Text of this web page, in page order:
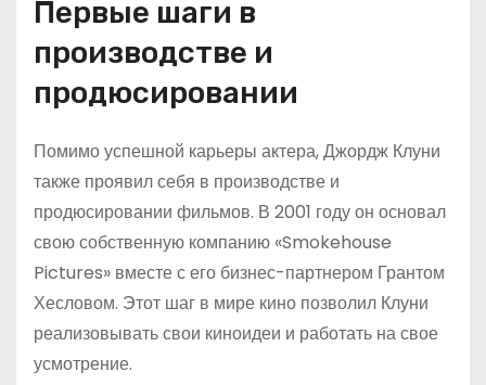
Первые шаги в
производстве и
продюсировании
Помимо успешной карьеры актера, Джордж Клуни
также проявил себя в производстве и
продюсировании фильмов. В 2001 году он основал
свою собственную компанию «Smokehouse
Pictures» вместе с его бизнес-партнером Грантом
Хесловом. Этот шаг в мире кино позволил Клуни
реализовывать свои киноидеи и работать на свое
усмотрение.